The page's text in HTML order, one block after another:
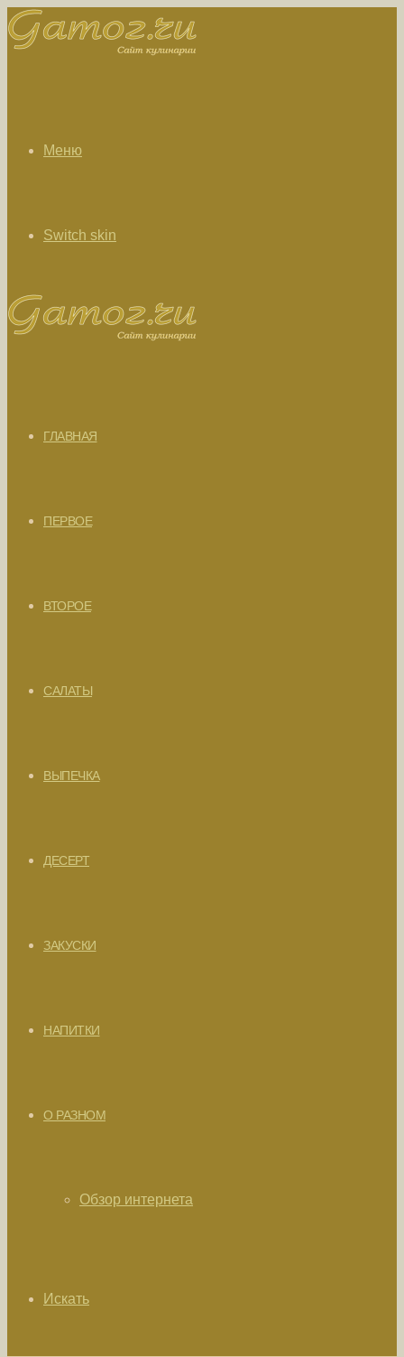
Меню
Switch skin
ГЛАВНАЯ
ПЕРВОЕ
ВТОРОЕ
САЛАТЫ
ВЫПЕЧКА
ДЕСЕРТ
ЗАКУСКИ
НАПИТКИ
О РАЗНОМ
Обзор интернета
Искать